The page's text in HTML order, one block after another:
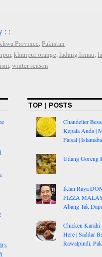
: :
Province,Pakistan
,khanpur orange,ladang limau,
,winter season
TOP | POSTS
Chandelier
Kepala Anda |
Faisal |
Udang Goreng
Iklan Raya
PIZZA
Abang Tak
Chicken Karahi
Here | Saddar
Rawalpindi,